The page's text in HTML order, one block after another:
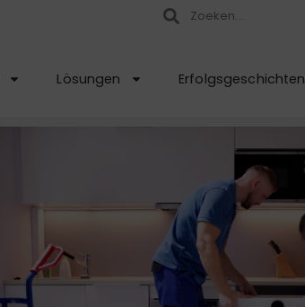
Lösungen Erfolgsgeschichten